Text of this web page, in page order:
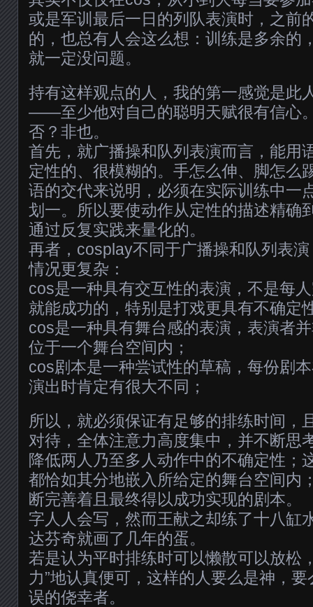
或是军训最后一日的列队表演时，之前
的，也总有人会这么想：训练是多余的
就一定没问题。
持有这样观点的人，我的第一感觉是此
——至少他对自己的聪明天赋很有信心
否？非也。
首先，就广播操和队列表演而言，能用
定性的、很模糊的。手怎么伸、脚怎么
语的交代来说明，必须在实际训练中一
划一。所以要使动作从定性的描述精确
通过反复实践来量化的。
再者，cosplay不同于广播操和队列表
情况更复杂：
cos是一种具有交互性的表演，不是每
就能成功的，特别是打戏更具有不确定
cos是一种具有舞台感的表演，表演者
位于一个舞台空间内；
cos剧本是一种尝试性的草稿，每份剧
演出时肯定有很大不同；
所以，就必须保证有足够的排练时间，
对待，全体注意力高度集中，并不断思
降低两人乃至多人动作中的不确定性；
都恰如其分地嵌入所给定的舞台空间内
断完善着且最终得以成功实现的剧本。
字人人会写，然而王献之却练了十八缸
达芬奇就画了几年的蛋。
若是认为平时排练时可以懒散可以放松
力”地认真便可，这样的人要么是神，
误的侥幸者。